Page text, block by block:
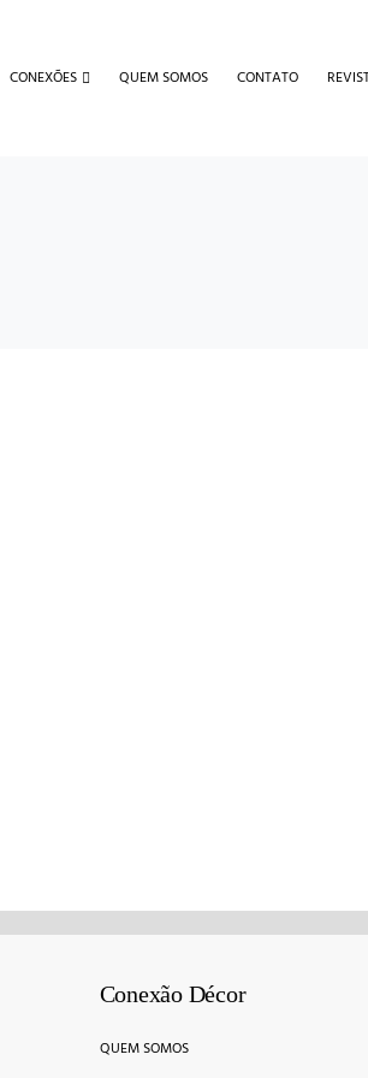
CONEXÕES QUEM SOMOS CONTATO
Conexão Décor
QUEM SOMOS